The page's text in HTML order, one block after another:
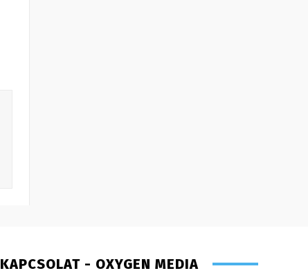
KAPCSOLAT - OXYGEN MEDIA